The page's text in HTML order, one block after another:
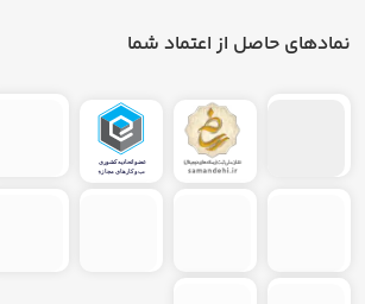
این محصولات به بازار عرضه کرد.
نمادهای حاصل از اعتماد شما